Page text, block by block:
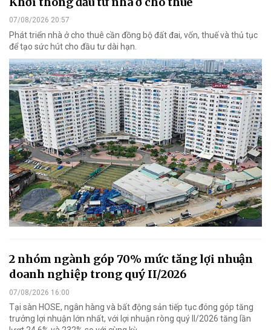
07/08/2026 20:57
Phát triển nhà ở cho thuê cần đồng bộ đất đai, vốn, thuế và thủ tục
để tạo sức hút cho đầu tư dài hạn.
2 nhóm ngành góp 70% mức tăng lợi nhuận
doanh nghiệp trong quý II/2026
07/08/2026 16:00
Tại sàn HOSE, ngân hàng và bất động sản tiếp tục đóng góp tăng
trưởng lợi nhuận lớn nhất, với lợi nhuận ròng quý II/2026 tăng lần